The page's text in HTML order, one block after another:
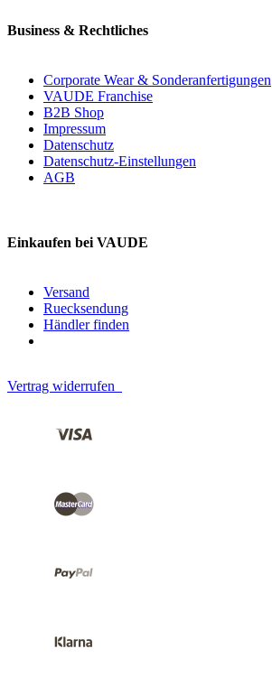
Business & Rechtliches
Corporate Wear & Sonderanfertigungen
VAUDE Franchise
B2B Shop
Impressum
Datenschutz
Datenschutz-Einstellungen
AGB
Einkaufen bei VAUDE
Versand
Ruecksendung
Händler finden
Vertrag widerrufen